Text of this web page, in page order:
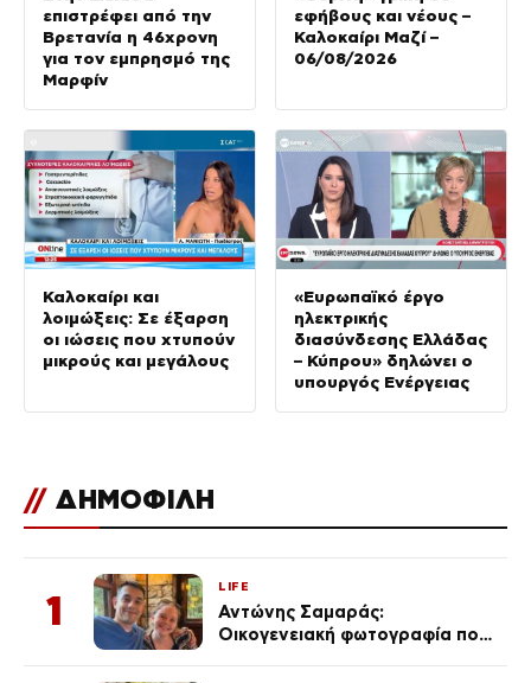
επιστρέφει από την
Βρετανία η 46χρονη
για τον εμπρησμό της
Μαρφίν
εφήβους και νέους –
Καλοκαίρι Μαζί –
06/08/2026
Καλοκαίρι και
λοιμώξεις: Σε έξαρση
οι ιώσεις που χτυπούν
μικρούς και μεγάλους
«Ευρωπαϊκό έργο
ηλεκτρικής
διασύνδεσης Ελλάδας
– Κύπρου» δηλώνει ο
υπουργός Ενέργειας
// ΔΗΜΟΦΙΛΗ
1
LIFE
Αντώνης Σαμαράς:
Οικογενειακή φωτογραφία που